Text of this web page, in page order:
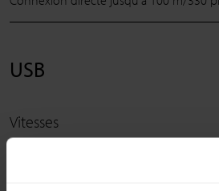
USB
Vitesses